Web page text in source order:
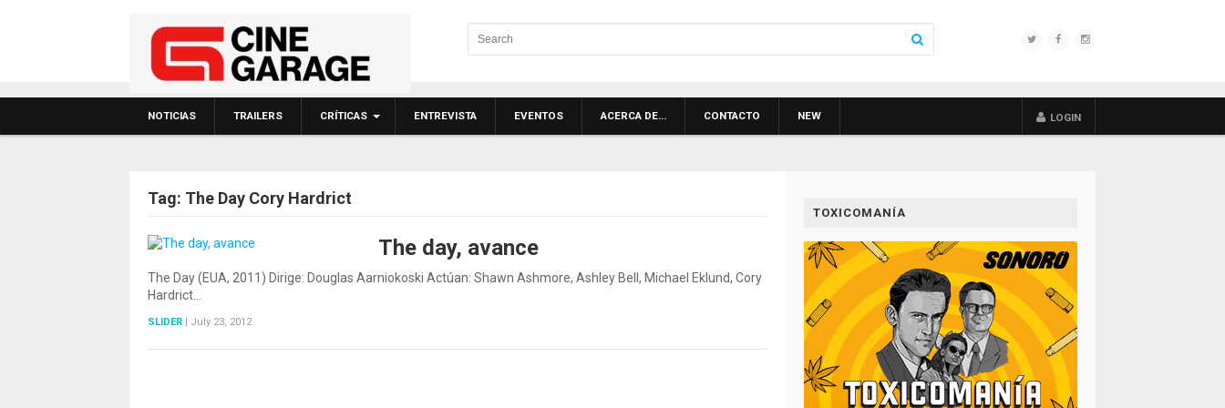
NOTICIAS TRAILERS CRÍTICAS ENTREVISTA EVENTOS ACERCA DE… CONTACTO NEW LOGIN
Tag: The Day Cory Hardrict
The day, avance
The Day (EUA, 2011) Dirige: Douglas Aarniokoski Actúan: Shawn Ashmore, Ashley Bell, Michael Eklund, Cory
Hardrict…
SLIDER | July 23, 2012
TOXICOMANÍA